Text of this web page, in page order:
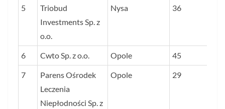
5
Triobud
Investments Sp. z
o.o.
Nysa 36
6 Cwto Sp. z o.o. Opole 45
7
Parens Ośrodek
Leczenia
Niepłodności Sp. z
Opole 29